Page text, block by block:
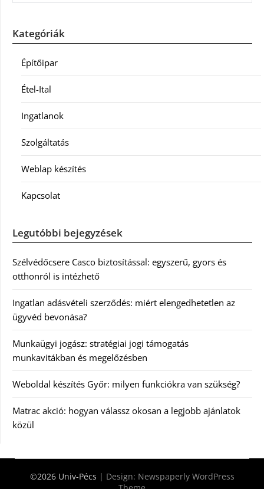
Kategóriák
Építőipar
Étel-Ital
Ingatlanok
Szolgáltatás
Weblap készítés
Kapcsolat
Legutóbbi bejegyzések
Szélvédőcsere Casco biztosítással: egyszerű, gyors és
otthonról is intézhető
Ingatlan adásvételi szerződés: miért elengedhetetlen az
ügyvéd bevonása?
Munkaügyi jogász: stratégiai jogi támogatás
munkavitákban és megelőzésben
Weboldal készítés Győr: milyen funkciókra van szükség?
Matrac akció: hogyan válassz okosan a legjobb ajánlatok
közül
©2026 Univ-Pécs | Design: Newspaperly WordPress